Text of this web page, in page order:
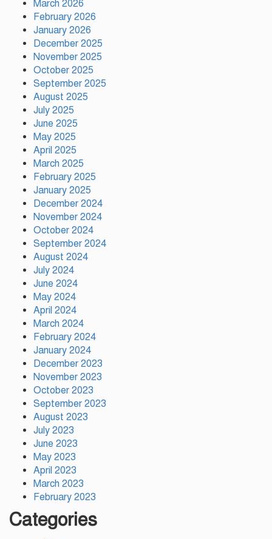
জমিয়ত
দুর্গাপূজায় আসছে সালমার নতুন গান,
রেকর্ড সম্পন্ন
March 2026
February 2026
January 2026
December 2025
November 2025
October 2025
September 2025
August 2025
July 2025
June 2025
May 2025
April 2025
March 2025
February 2025
January 2025
December 2024
November 2024
October 2024
September 2024
August 2024
July 2024
June 2024
May 2024
April 2024
March 2024
February 2024
January 2024
December 2023
November 2023
October 2023
September 2023
August 2023
July 2023
June 2023
May 2023
April 2023
March 2023
February 2023
Categories